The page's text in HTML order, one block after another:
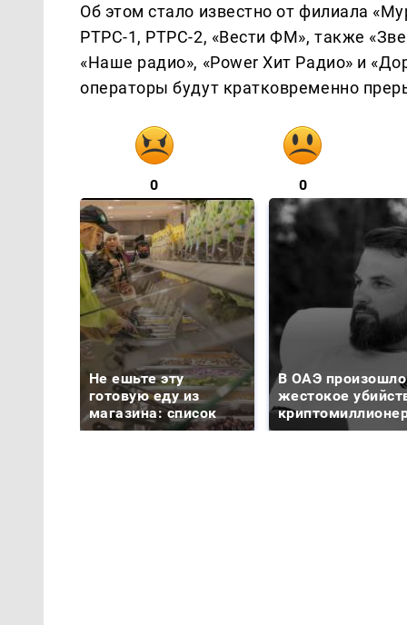
Об этом стало известно от филиала
РТРС-1, РТРС-2, «Вести ФМ», также
«Наше радио», «Power Хит Радио» и
операторы будут кратковременно
0 0
Не ешьте эту
готовую еду из
магазина: список
В ОАЭ произошло
жестокое